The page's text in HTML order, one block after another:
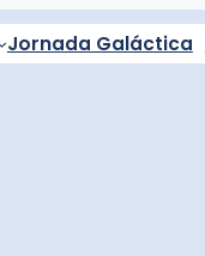
Jornada Galáctica